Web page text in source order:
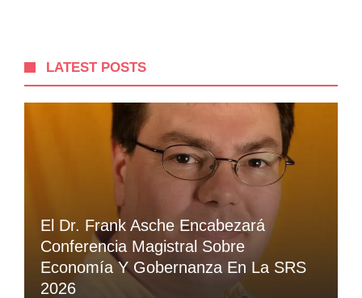
LATEST POSTS
El Dr. Frank Asche Encabezará
Conferencia Magistral Sobre
Economía Y Gobernanza En La SRS
2026